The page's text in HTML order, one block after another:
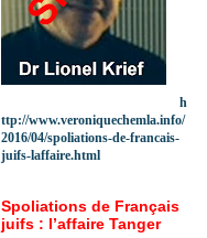
h
ttp://www.veroniquechemla.info/
2016/04/spoliations-de-francais-
juifs-laffaire.html
Spoliations de Français
juifs : l’affaire Tanger